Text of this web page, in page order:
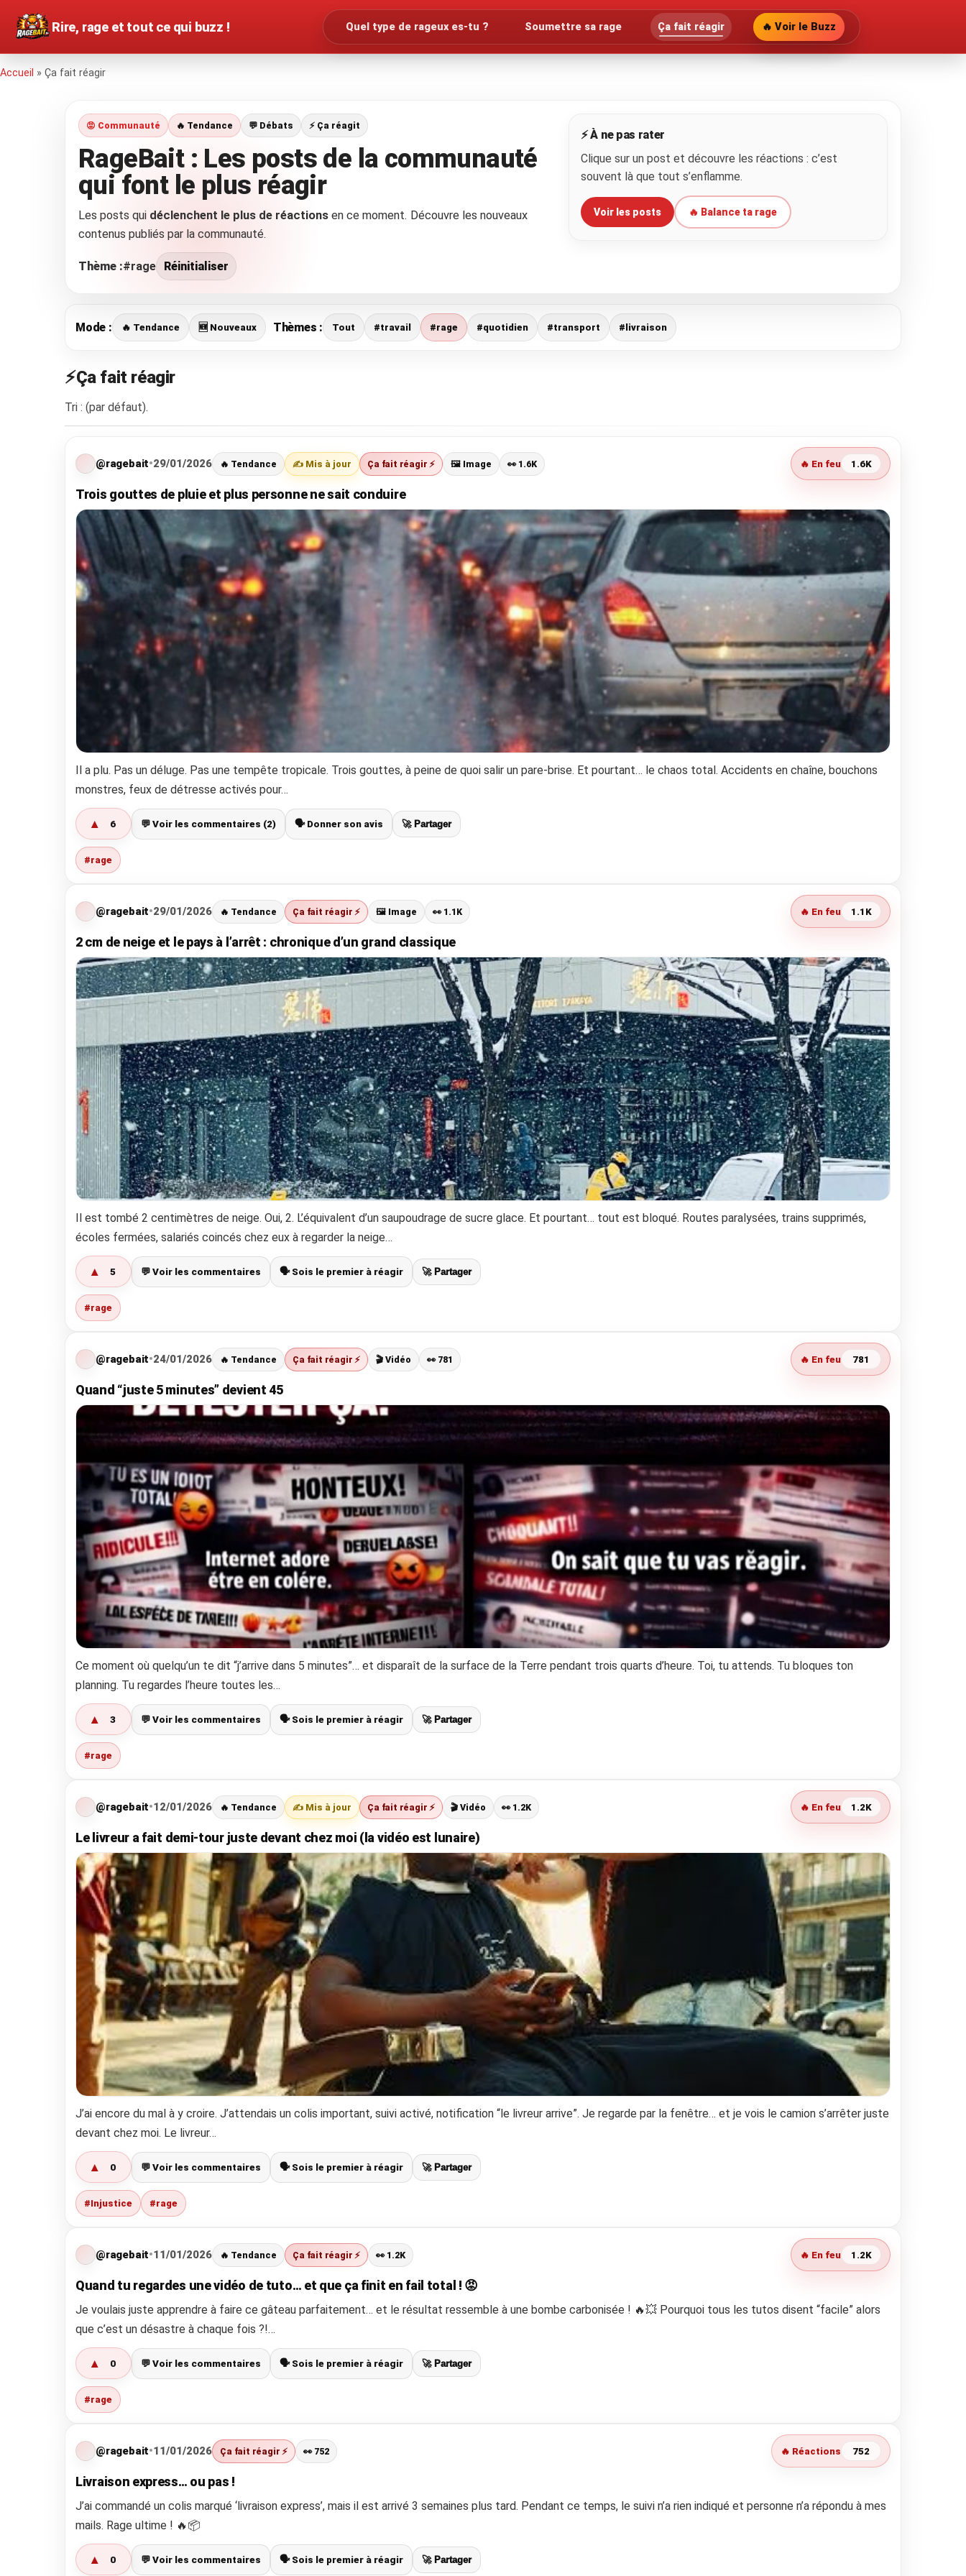
Rire, rage et tout ce qui buzz ! Quel type de rageux es-tu ? Soumettre sa rage Ça fait réagir 🔥 Voir le Buzz
Accueil » Ça fait réagir
😡 Communauté 🔥 Tendance 💬 Débats ⚡ Ça réagit
RageBait : Les posts de la communauté
qui font le plus réagir
Les posts qui déclenchent le plus de réactions en ce moment. Découvre les nouveaux
contenus publiés par la communauté.
Thème :#rage Réinitialiser
⚡ À ne pas rater
Clique sur un post et découvre les réactions : c’est
souvent là que tout s’enflamme.
Voir les posts 🔥 Balance ta rage
Mode : 🔥 Tendance 🆕 Nouveaux Thèmes : Tout #travail #rage #quotidien #transport #livraison
⚡Ça fait réagir
Tri : (par défaut).
@ragebait•29/01/2026 🔥 Tendance ✍️ Mis à jour Ça fait réagir ⚡ 🖼️ Image 👀 1.6K 🔥 En feu 1.6K
Trois gouttes de pluie et plus personne ne sait conduire
Il a plu. Pas un déluge. Pas une tempête tropicale. Trois gouttes, à peine de quoi salir un pare-brise. Et pourtant… le chaos total. Accidents en chaîne, bouchons
monstres, feux de détresse activés pour…
▲ 6 💬 Voir les commentaires (2) 🗣️ Donner son avis 🚀 Partager
#rage
@ragebait•29/01/2026 🔥 Tendance Ça fait réagir ⚡ 🖼️ Image 👀 1.1K 🔥 En feu 1.1K
2 cm de neige et le pays à l’arrêt : chronique d’un grand classique
Il est tombé 2 centimètres de neige. Oui, 2. L’équivalent d’un saupoudrage de sucre glace. Et pourtant… tout est bloqué. Routes paralysées, trains supprimés,
écoles fermées, salariés coincés chez eux à regarder la neige…
▲ 5 💬 Voir les commentaires 🗣️ Sois le premier à réagir 🚀 Partager
#rage
@ragebait•24/01/2026 🔥 Tendance Ça fait réagir ⚡ 🎬 Vidéo 👀 781 🔥 En feu 781
Quand “juste 5 minutes” devient 45
Ce moment où quelqu’un te dit “j’arrive dans 5 minutes”… et disparaît de la surface de la Terre pendant trois quarts d’heure. Toi, tu attends. Tu bloques ton
planning. Tu regardes l’heure toutes les…
▲ 3 💬 Voir les commentaires 🗣️ Sois le premier à réagir 🚀 Partager
#rage
@ragebait•12/01/2026 🔥 Tendance ✍️ Mis à jour Ça fait réagir ⚡ 🎬 Vidéo 👀 1.2K 🔥 En feu 1.2K
Le livreur a fait demi-tour juste devant chez moi (la vidéo est lunaire)
J’ai encore du mal à y croire. J’attendais un colis important, suivi activé, notification “le livreur arrive”. Je regarde par la fenêtre… et je vois le camion s’arrêter juste
devant chez moi. Le livreur…
▲ 0 💬 Voir les commentaires 🗣️ Sois le premier à réagir 🚀 Partager
#Injustice #rage
@ragebait•11/01/2026 🔥 Tendance Ça fait réagir ⚡ 👀 1.2K 🔥 En feu 1.2K
Quand tu regardes une vidéo de tuto… et que ça finit en fail total ! 😡
Je voulais juste apprendre à faire ce gâteau parfaitement… et le résultat ressemble à une bombe carbonisée ! 🔥💥 Pourquoi tous les tutos disent “facile” alors
que c’est un désastre à chaque fois ?!…
▲ 0 💬 Voir les commentaires 🗣️ Sois le premier à réagir 🚀 Partager
#rage
@ragebait•11/01/2026 Ça fait réagir ⚡ 👀 752 🔥 Réactions 752
Livraison express… ou pas !
J’ai commandé un colis marqué ‘livraison express’, mais il est arrivé 3 semaines plus tard. Pendant ce temps, le suivi n’a rien indiqué et personne n’a répondu à mes
mails. Rage ultime ! 🔥📦
▲ 0 💬 Voir les commentaires 🗣️ Sois le premier à réagir 🚀 Partager